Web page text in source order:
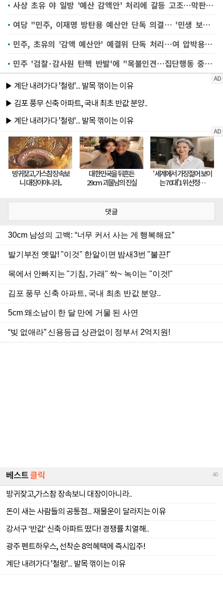
사상 초유 야 일방 '예산 감액안' 처리에 갈등 고조…막판 협상 여부 주목
여당 "민주, 이재명 방탄용 예산안 단독 의결… '민생 보루'마저 李 아래"
민주, 초유의 '감액 예산안' 예결위 단독 처리…여 압박용 카드 분석도(종합)
민주 '검찰·감사원 탄핵 반발'에 "목불인견…집단행동 중단해야"
댓글